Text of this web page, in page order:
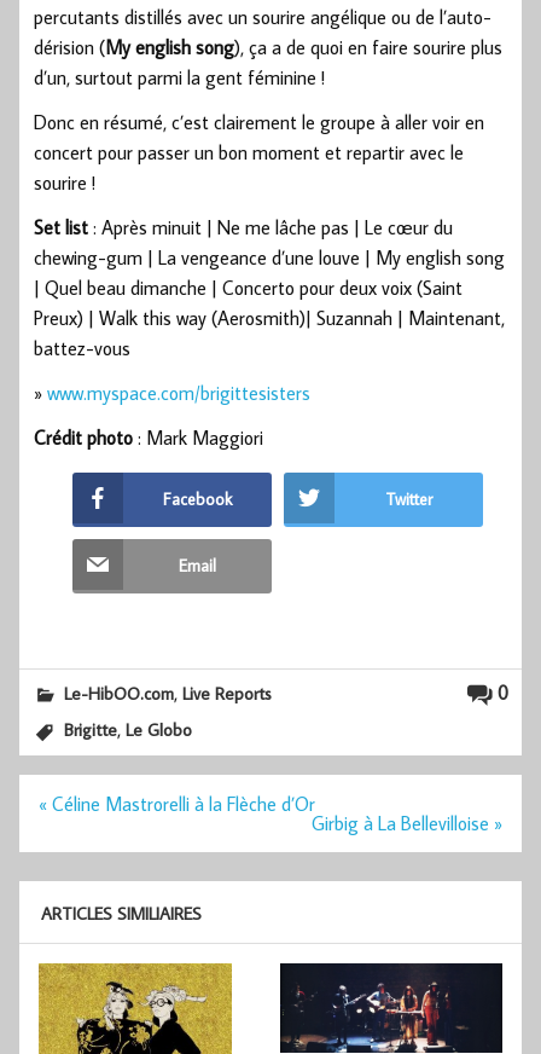
percutants distillés avec un sourire angélique ou de l’auto-
dérision (My english song), ça a de quoi en faire sourire plus
d’un, surtout parmi la gent féminine !
Donc en résumé, c’est clairement le groupe à aller voir en
concert pour passer un bon moment et repartir avec le
sourire !
Set list : Après minuit | Ne me lâche pas | Le cœur du
chewing-gum | La vengeance d’une louve | My english song
| Quel beau dimanche | Concerto pour deux voix (Saint
Preux) | Walk this way (Aerosmith)| Suzannah | Maintenant,
battez-vous
» www.myspace.com/brigittesisters
Crédit photo : Mark Maggiori
Facebook Twitter
Email
0
Le-HibOO.com,Live Reports
Brigitte,Le Globo
Navigation
« Céline Mastrorelli à la Flèche d’Or
Girbig à La Bellevilloise »
ARTICLES SIMILIAIRES